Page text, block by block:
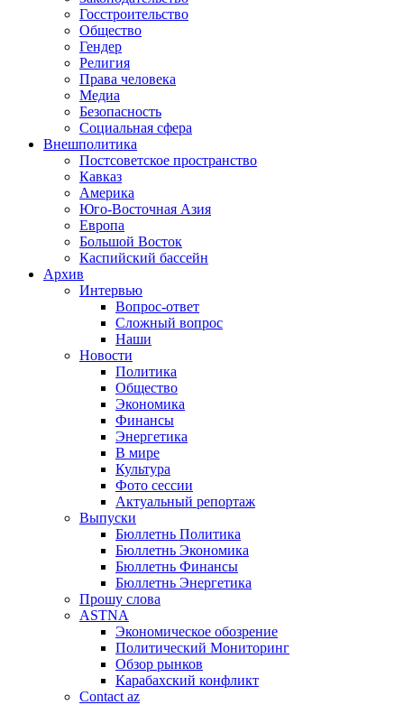
Госстроительство
Общество
Гендер
Религия
Права человека
Медиа
Безопасность
Социальная сфера
Внешполитика
Постсоветское пространство
Кавказ
Америка
Юго-Восточная Азия
Европа
Большой Восток
Каспийский бассейн
Архив
Интервью
Вопрос-ответ
Сложный вопрос
Наши
Новости
Политика
Общество
Экономика
Финансы
Энергетика
В мире
Культура
Фото сессии
Актуальный репортаж
Выпуски
Бюллетнь Политика
Бюллетнь Экономика
Бюллетнь Финансы
Бюллетнь Энергетика
Прошу слова
ASTNA
Экономическое обозрение
Политический Мониторинг
Обзор рынков
Карабахский конфликт
Contact az